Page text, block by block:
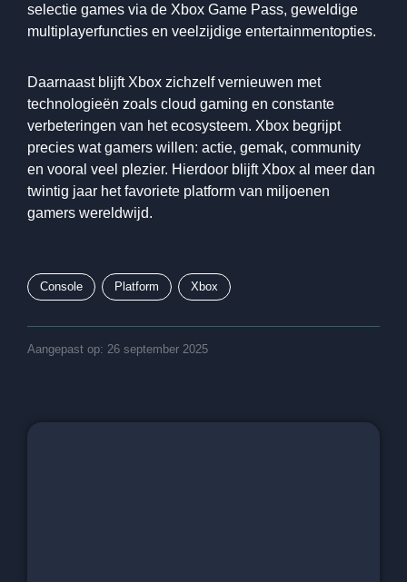
selectie games via de Xbox Game Pass, geweldige
multiplayerfuncties en veelzijdige entertainmentopties.
Daarnaast blijft Xbox zichzelf vernieuwen met
technologieën zoals cloud gaming en constante
verbeteringen van het ecosysteem. Xbox begrijpt
precies wat gamers willen: actie, gemak, community
en vooral veel plezier. Hierdoor blijft Xbox al meer dan
twintig jaar het favoriete platform van miljoenen
gamers wereldwijd.
Console Platform Xbox
Aangepast op: 26 september 2025